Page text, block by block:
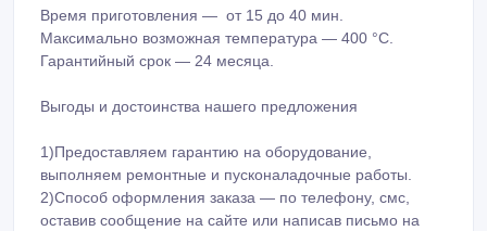
Время приготовления — от 15 до 40 мин.
Максимально возможная температура — 400 °C.
Гарантийный срок — 24 месяца.
Выгоды и достоинства нашего предложения
1)Предоставляем гарантию на оборудование,
выполняем ремонтные и пусконаладочные работы.
2)Способ оформления заказа — по телефону, смс,
оставив сообщение на сайте или написав письмо на